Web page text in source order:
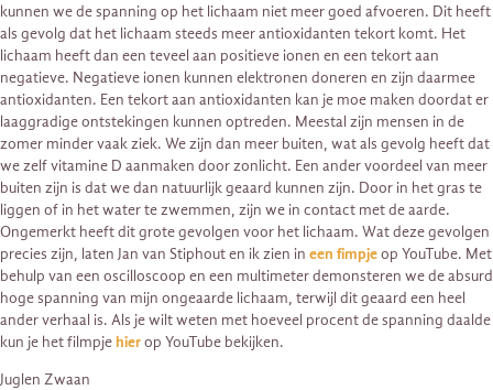
kunnen we de spanning op het lichaam niet meer goed afvoeren. Dit heeft
als gevolg dat het lichaam steeds meer antioxidanten tekort komt. Het
lichaam heeft dan een teveel aan positieve ionen en een tekort aan
negatieve. Negatieve ionen kunnen elektronen doneren en zijn daarmee
antioxidanten. Een tekort aan antioxidanten kan je moe maken doordat er
laaggradige ontstekingen kunnen optreden. Meestal zijn mensen in de
zomer minder vaak ziek. We zijn dan meer buiten, wat als gevolg heeft dat
we zelf vitamine D aanmaken door zonlicht. Een ander voordeel van meer
buiten zijn is dat we dan natuurlijk geaard kunnen zijn. Door in het gras te
liggen of in het water te zwemmen, zijn we in contact met de aarde.
Ongemerkt heeft dit grote gevolgen voor het lichaam. Wat deze gevolgen
precies zijn, laten Jan van Stiphout en ik zien in een fimpjeop YouTube. Met
behulp van een oscilloscoop en een multimeter demonsteren we de absurd
hoge spanning van mijn ongeaarde lichaam, terwijl dit geaard een heel
ander verhaal is. Als je wilt weten met hoeveel procent de spanning daalde
kun je het filmpjehierop YouTube bekijken.
Juglen Zwaan